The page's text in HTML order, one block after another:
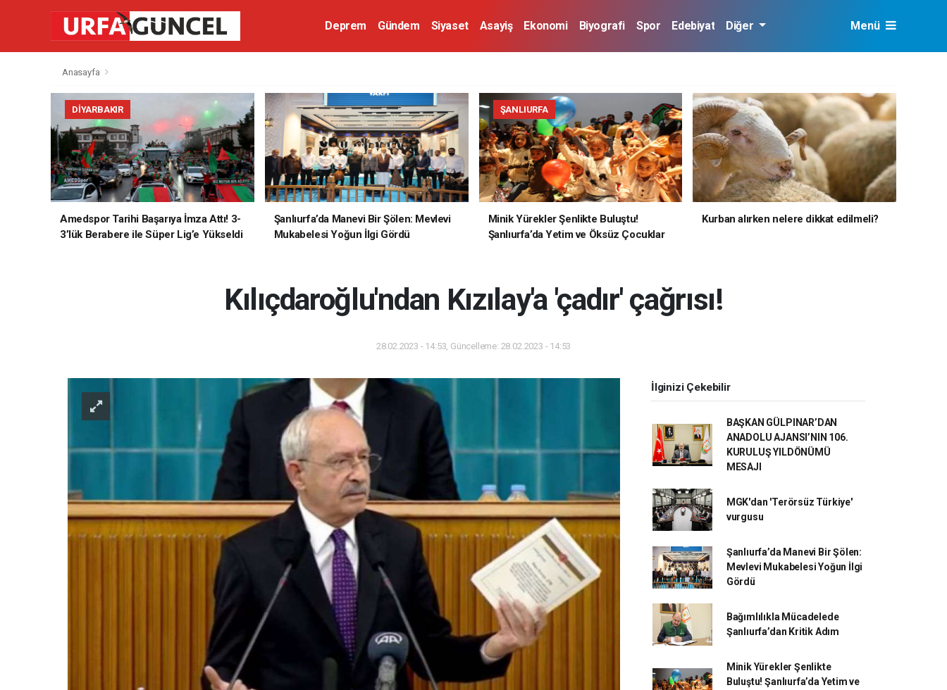
Deprem Gündem Siyaset Asayiş Ekonomi Biyografi Spor Edebiyat Diğer Menü
Anasayfa
DIYARBAKIR
Amedspor Tarihi Başarıya İmza Attı! 3-
3’lük Berabere ile Süper Lig’e Yükseldi
Şanlıurfa’da Manevi Bir Şölen: Mevlevi
Mukabelesi Yoğun İlgi Gördü
ŞANLIURFA
Minik Yürekler Şenlikte Buluştu!
Şanlıurfa’da Yetim ve Öksüz Çocuklar
Kurban alırken nelere dikkat edilmeli?
Kılıçdaroğlu'ndan Kızılay'a 'çadır' çağrısı!
28.02.2023 - 14:53, Güncelleme: 28.02.2023 - 14:53
İlginizi Çekebilir
BAŞKAN GÜLPINAR’DAN
ANADOLU AJANSI’NIN 106.
KURULUŞ YILDÖNÜMÜ
MESAJI
MGK'dan 'Terörsüz Türkiye'
vurgusu
Şanlıurfa’da Manevi Bir Şölen:
Mevlevi Mukabelesi Yoğun İlgi
Gördü
Bağımlılıkla Mücadelede
Şanlıurfa’dan Kritik Adım
Minik Yürekler Şenlikte
Buluştu! Şanlıurfa’da Yetim ve